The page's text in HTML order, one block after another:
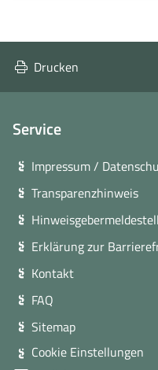
Drucken
Service
Impressum /
Transparenzhinweis
Erklärung zur
Kontakt
FAQ
Sitemap
Cookie Einstellungen